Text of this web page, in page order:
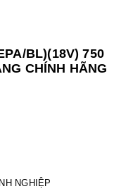
BL)(18V) 750
CHÍNH HÃNG
NGHIỆP